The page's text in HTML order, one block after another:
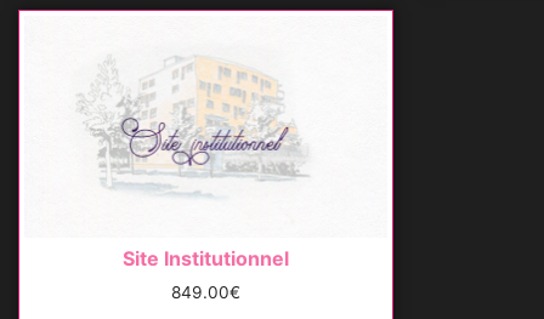
Site Institutionnel
849.00€